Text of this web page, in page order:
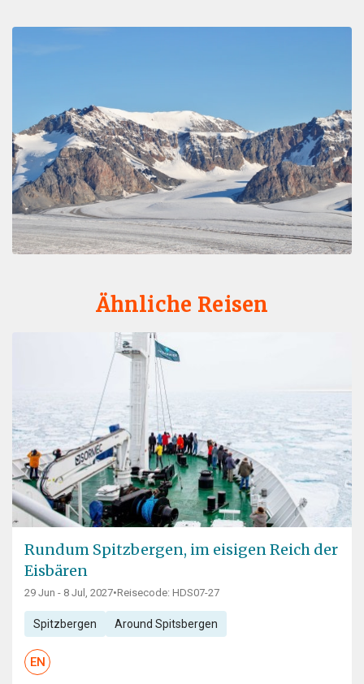
Ähnliche Reisen
Rundum Spitzbergen, im eisigen Reich der
Eisbären
29 Jun - 8 Jul, 2027•Reisecode: HDS07-27
Spitzbergen Around Spitsbergen
EN